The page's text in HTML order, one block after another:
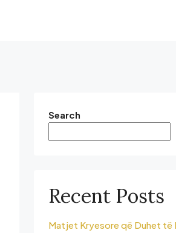
Search
Recent Posts
Matjet Kryesore që Duhet të